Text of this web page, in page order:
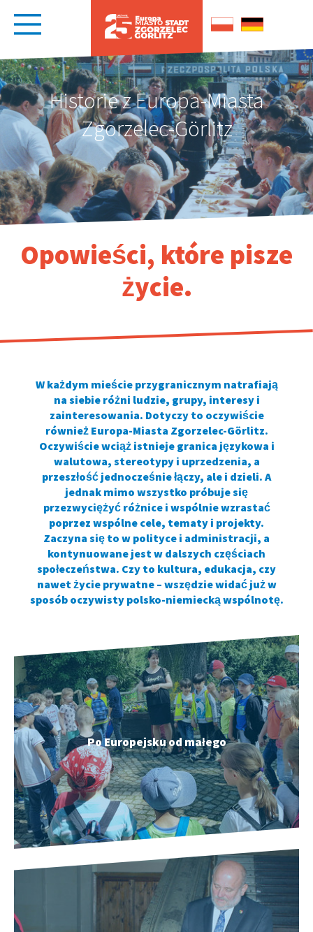
Historie z Europa-Miasta
Zgorzelec-Görlitz
Opowieści, które pisze
życie.
W każdym mieście przygranicznym natrafiają
na siebie różni ludzie, grupy, interesy i
zainteresowania. Dotyczy to oczywiście
również Europa-Miasta Zgorzelec-Görlitz.
Oczywiście wciąż istnieje granica językowa i
walutowa, stereotypy i uprzedzenia, a
przeszłość jednocześnie łączy, ale i dzieli. A
jednak mimo wszystko próbuje się
przezwyciężyć różnice i wspólnie wzrastać
poprzez wspólne cele, tematy i projekty.
Zaczyna się to w polityce i administracji, a
kontynuowane jest w dalszych częściach
społeczeństwa. Czy to kultura, edukacja, czy
nawet życie prywatne – wszędzie widać już w
sposób oczywisty polsko-niemiecką wspólnotę.
Po Europejsku od małego